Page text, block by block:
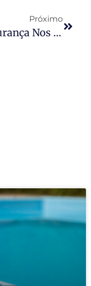
Próximo
Segurança Nos Condomínios: Cuidados, Ações E Responsabilidade